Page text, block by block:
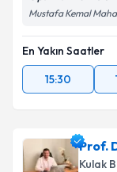
Mustafa Kemal
En Yakın Saatler
15:30
Prof.
Kulak